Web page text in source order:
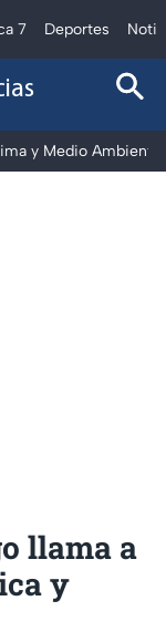
7 Deportes
y Medio Ambiente
llama a
y